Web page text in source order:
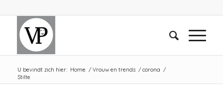
U bevindt zich hier: Home / Vrouw en trends / corona /
Stilte